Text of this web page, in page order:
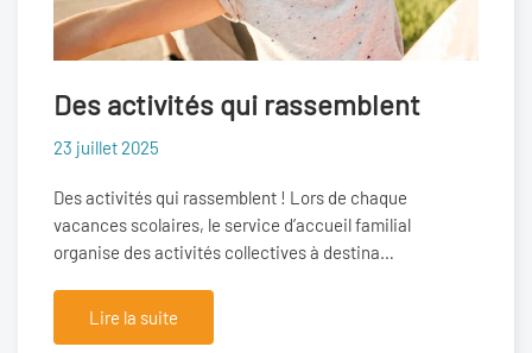
Des activités qui rassemblent
23 juillet 2025
Des activités qui rassemblent ! Lors de chaque
vacances scolaires, le service d’accueil familial
organise des activités collectives à destina…
Lire la suite